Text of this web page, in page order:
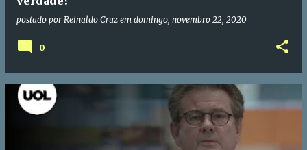
postado por Reinaldo Cruz em domingo, novembro 22, 2020
0